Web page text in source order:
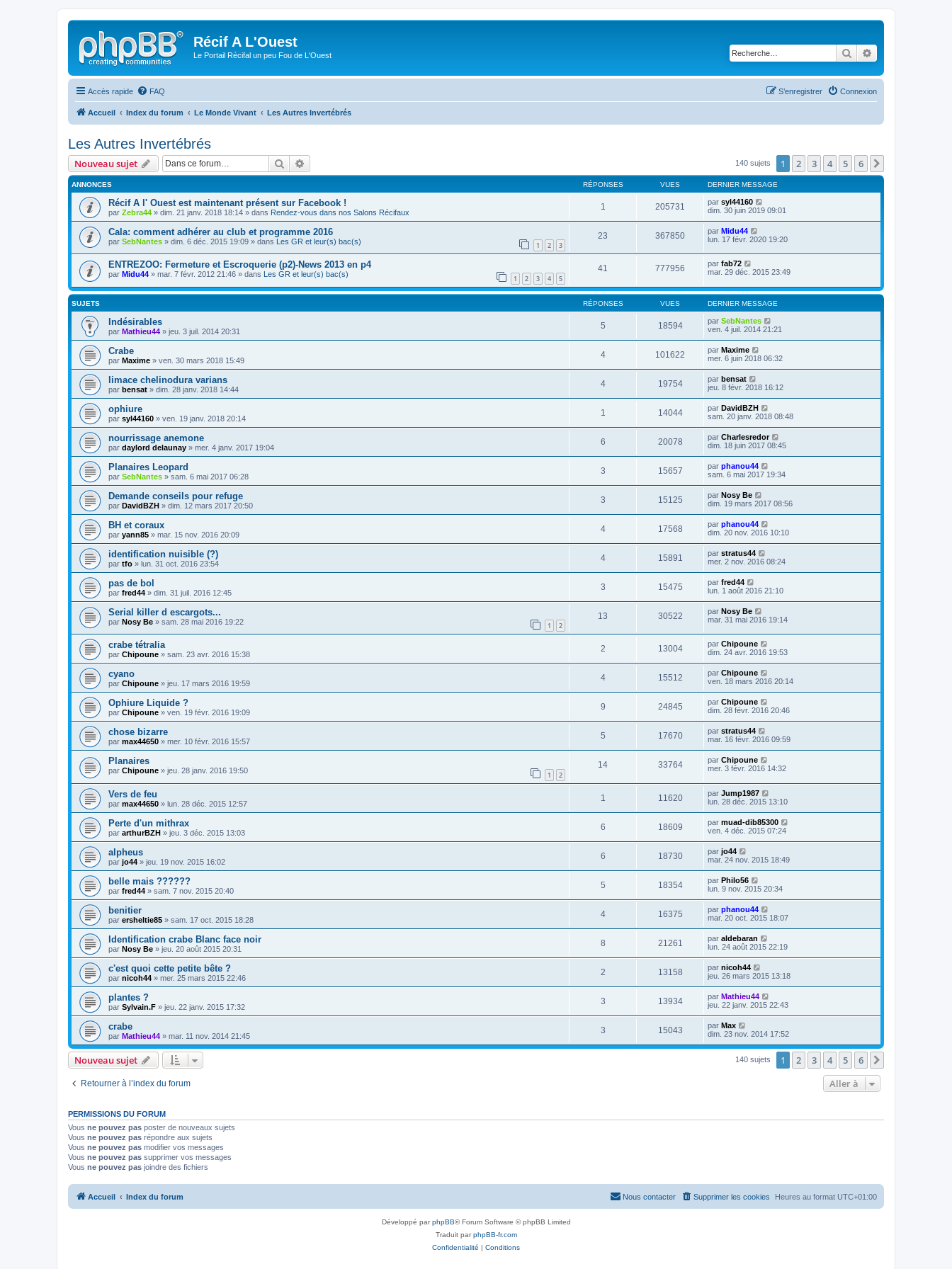
Récif A L'Ouest
Le Portail Récifal un peu Fou de L'Ouest Rechercher
Accès rapide FAQ Connexion
S’enregistrer
Accueil Index du forum Le Monde Vivant Les Autres Invertébrés
Les Autres Invertébrés
Nouveau sujet Rechercher 140 sujets 1 2 3 4 5 6
ANNONCES RÉPONSES VUES DERNIER MESSAGE
Récif A l' Ouest est maintenant présent sur Facebook !
par Zebra44 » dim. 21 janv. 2018 18:14 » dans Rendez-vous dans nos Salons Récifaux
1 205731 par syl44160
dim. 30 juin 2019 09:01
Cala: comment adhérer au club et programme 2016
par SebNantes » dim. 6 déc. 2015 19:09 » dans Les GR et leur(s) bac(s) 1 2 3
23 367850 par Midu44
lun. 17 févr. 2020 19:20
ENTREZOO: Fermeture et Escroquerie (p2)-News 2013 en p4
par Midu44 » mar. 7 févr. 2012 21:46 » dans Les GR et leur(s) bac(s) 1 2 3 4 5
41 777956 par fab72
mar. 29 déc. 2015 23:49
SUJETS RÉPONSES VUES DERNIER MESSAGE
Indésirables
par Mathieu44 » jeu. 3 juil. 2014 20:31
5 18594 par SebNantes
ven. 4 juil. 2014 21:21
Crabe
par Maxime » ven. 30 mars 2018 15:49
4 101622 par Maxime
mer. 6 juin 2018 06:32
limace chelinodura varians
par bensat » dim. 28 janv. 2018 14:44
4 19754 par bensat
jeu. 8 févr. 2018 16:12
ophiure
par syl44160 » ven. 19 janv. 2018 20:14
1 14044 par DavidBZH
sam. 20 janv. 2018 08:48
nourrissage anemone
par daylord delaunay » mer. 4 janv. 2017 19:04
6 20078 par Charlesredor
dim. 18 juin 2017 08:45
Planaires Leopard
par SebNantes » sam. 6 mai 2017 06:28
3 15657 par phanou44
sam. 6 mai 2017 19:34
Demande conseils pour refuge
par DavidBZH » dim. 12 mars 2017 20:50
3 15125 par Nosy Be
dim. 19 mars 2017 08:56
BH et coraux
par yann85 » mar. 15 nov. 2016 20:09
4 17568 par phanou44
dim. 20 nov. 2016 10:10
identification nuisible (?)
par tfo » lun. 31 oct. 2016 23:54
4 15891 par stratus44
mer. 2 nov. 2016 08:24
pas de bol
par fred44 » dim. 31 juil. 2016 12:45
3 15475 par fred44
lun. 1 août 2016 21:10
Serial killer d escargots...
par Nosy Be » sam. 28 mai 2016 19:22 1 2
13 30522 par Nosy Be
mar. 31 mai 2016 19:14
crabe tétralia
par Chipoune » sam. 23 avr. 2016 15:38
2 13004 par Chipoune
dim. 24 avr. 2016 19:53
cyano
par Chipoune » jeu. 17 mars 2016 19:59
4 15512 par Chipoune
ven. 18 mars 2016 20:14
Ophiure Liquide ?
par Chipoune » ven. 19 févr. 2016 19:09
9 24845 par Chipoune
dim. 28 févr. 2016 20:46
chose bizarre
par max44650 » mer. 10 févr. 2016 15:57
5 17670 par stratus44
mar. 16 févr. 2016 09:59
Planaires
par Chipoune » jeu. 28 janv. 2016 19:50 1 2
14 33764 par Chipoune
mer. 3 févr. 2016 14:32
Vers de feu
par max44650 » lun. 28 déc. 2015 12:57
1 11620 par Jump1987
lun. 28 déc. 2015 13:10
Perte d'un mithrax
par arthurBZH » jeu. 3 déc. 2015 13:03
6 18609 par muad-dib85300
ven. 4 déc. 2015 07:24
alpheus
par jo44 » jeu. 19 nov. 2015 16:02
6 18730 par jo44
mar. 24 nov. 2015 18:49
belle mais ??????
par fred44 » sam. 7 nov. 2015 20:40
5 18354 par Philo56
lun. 9 nov. 2015 20:34
benitier
par ersheltie85 » sam. 17 oct. 2015 18:28
4 16375 par phanou44
mar. 20 oct. 2015 18:07
Identification crabe Blanc face noir
par Nosy Be » jeu. 20 août 2015 20:31
8 21261 par aldebaran
lun. 24 août 2015 22:19
c'est quoi cette petite bête ?
par nicoh44 » mer. 25 mars 2015 22:46
2 13158 par nicoh44
jeu. 26 mars 2015 13:18
plantes ?
par Sylvain.F » jeu. 22 janv. 2015 17:32
3 13934 par Mathieu44
jeu. 22 janv. 2015 22:43
crabe
par Mathieu44 » mar. 11 nov. 2014 21:45
3 15043 par Max
dim. 23 nov. 2014 17:52
Nouveau sujet 140 sujets 1 2 3 4 5 6
Retourner à l’index du forum Aller à
PERMISSIONS DU FORUM
Vous ne pouvez pas poster de nouveaux sujets
Vous ne pouvez pas répondre aux sujets
Vous ne pouvez pas modifier vos messages
Vous ne pouvez pas supprimer vos messages
Vous ne pouvez pas joindre des fichiers
Accueil Index du forum Heures au format UTC+01:00
Supprimer les cookies
Nous contacter
Développé parphpBB® Forum Software © phpBB Limited
Traduit parphpBB-fr.com
Confidentialité | Conditions